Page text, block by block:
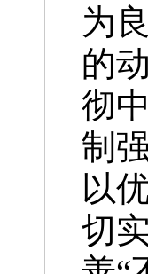
为
的
彻
制
以
切